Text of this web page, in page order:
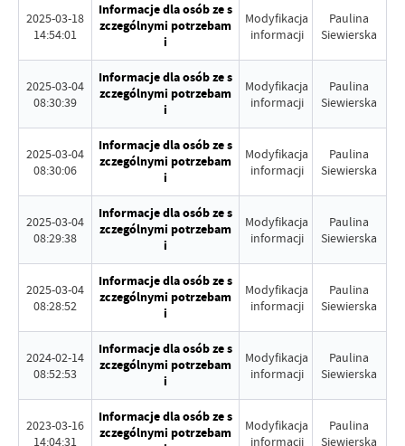
2025-03-18
14:54:01
Informacje dla osób ze s
zczególnymi potrzebam
i
Modyfikacja
informacji
Paulina
Siewierska
2025-03-04
08:30:39
Informacje dla osób ze s
zczególnymi potrzebam
i
Modyfikacja
informacji
Paulina
Siewierska
2025-03-04
08:30:06
Informacje dla osób ze s
zczególnymi potrzebam
i
Modyfikacja
informacji
Paulina
Siewierska
2025-03-04
08:29:38
Informacje dla osób ze s
zczególnymi potrzebam
i
Modyfikacja
informacji
Paulina
Siewierska
2025-03-04
08:28:52
Informacje dla osób ze s
zczególnymi potrzebam
i
Modyfikacja
informacji
Paulina
Siewierska
2024-02-14
08:52:53
Informacje dla osób ze s
zczególnymi potrzebam
i
Modyfikacja
informacji
Paulina
Siewierska
2023-03-16
14:04:31
Informacje dla osób ze s
zczególnymi potrzebam
Modyfikacja
informacji
Paulina
Siewierska